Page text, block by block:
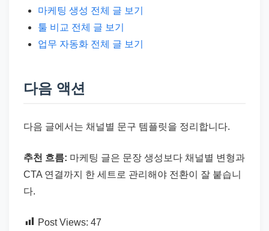
마케팅 생성 전체 글 보기
툴 비교 전체 글 보기
업무 자동화 전체 글 보기
다음 액션
다음 글에서는 채널별 문구 템플릿을 정리합니다.
추천 흐름: 마케팅 글은 문장 생성보다 채널별 변형과
CTA 연결까지 한 세트로 관리해야 전환이 잘 붙습니
다.
Post Views: 47